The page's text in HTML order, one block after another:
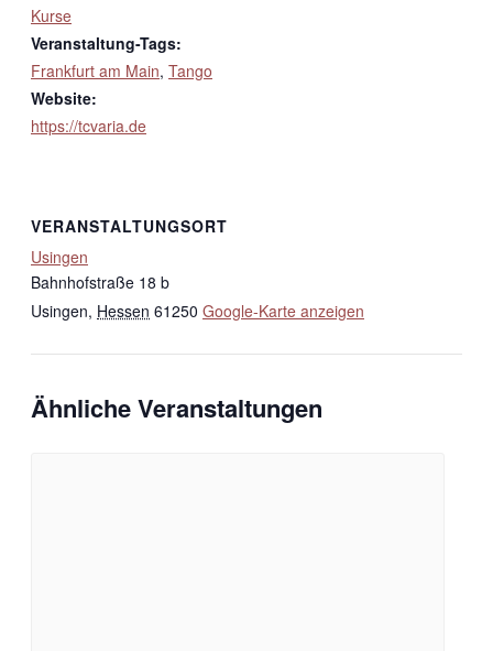
Kurse
Veranstaltung-Tags:
Frankfurt am Main, Tango
Website:
https://tcvaria.de
VERANSTALTUNGSORT
Usingen
Bahnhofstraße 18 b
Usingen, Hessen 61250 Google-Karte anzeigen
Ähnliche Veranstaltungen